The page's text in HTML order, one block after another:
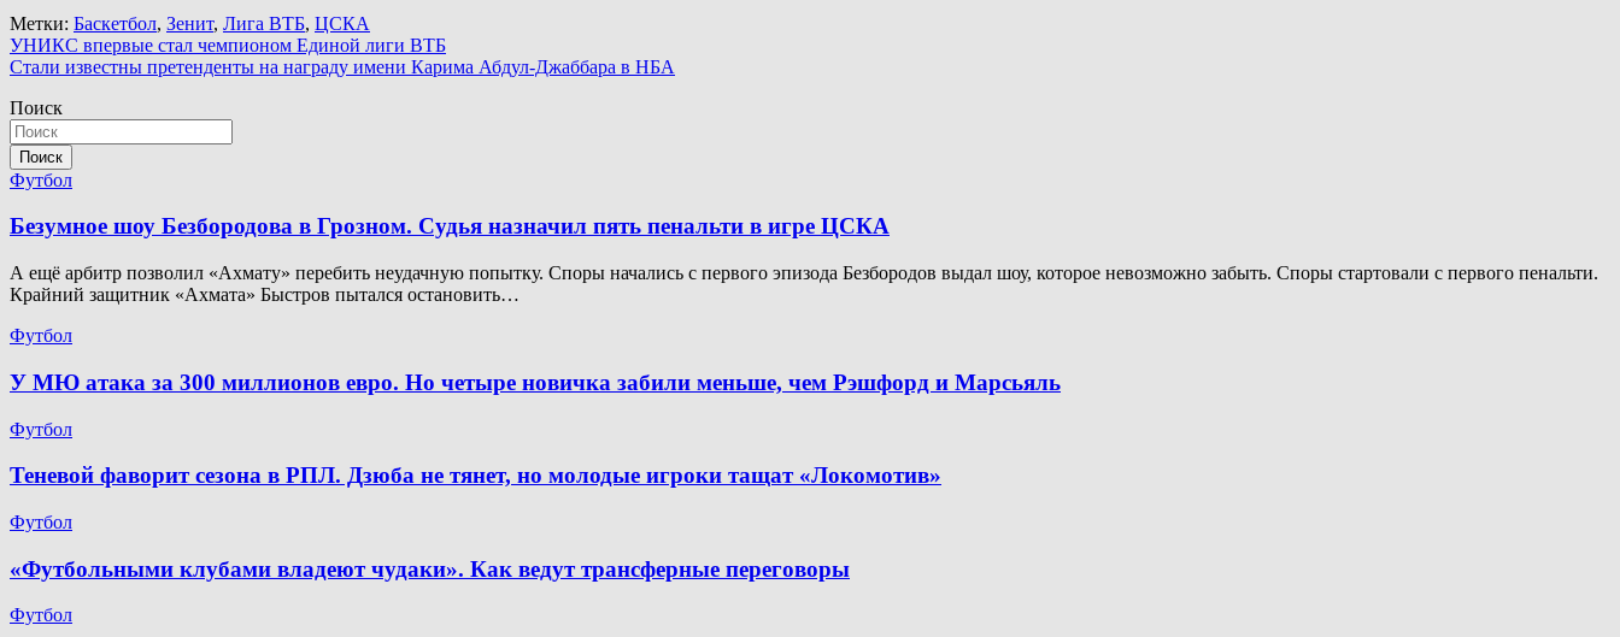
Метки: Баскетбол, Зенит, Лига ВТБ, ЦСКА
Навигация
по
записям
УНИКС впервые стал чемпионом Единой лиги ВТБ
Стали известны претенденты на награду имени Карима Абдул-Джаббара в НБА
Поиск
Поиск
Футбол
Безумное шоу Безбородова в Грозном. Судья назначил пять пенальти в игре ЦСКА
А ещё арбитр позволил «Ахмату» перебить неудачную попытку. Споры начались с первого эпизода Безбородов выдал шоу, которое невозможно забыть. Споры стартовали с первого пенальти.
Крайний защитник «Ахмата» Быстров пытался остановить…
Футбол
У МЮ атака за 300 миллионов евро. Но четыре новичка забили меньше, чем Рэшфорд и Марсьяль
Футбол
Теневой фаворит сезона в РПЛ. Дзюба не тянет, но молодые игроки тащат «Локомотив»
Футбол
«Футбольными клубами владеют чудаки». Как ведут трансферные переговоры
Футбол